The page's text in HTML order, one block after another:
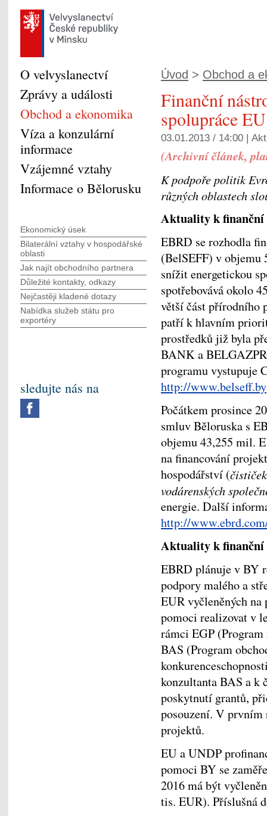
Úvod > Obchod a
Finanční
spolupráce
03.01.2013 / 14:00 |
(Archivní článek,
K podpoře politik
různých oblastech
Aktuality k finanční
EBRD se rozhodla
(BelSEFF) v objemu
snížit energetickou
spotřebovává okolo
větší část přírodního
patří k hlavním
prostředků již byla
BANK a
programu vystupuje
http://www.belseff.by
Počátkem prosince
smluv Běloruska s
objemu 43,255 mil.
na financování
hospodářství (
vodárenských
energie. Další
http://
Aktuality k finanční
EBRD plánuje v BY
podpory malého a
EUR vyčleněných
pomoci realizovat v
rámci EGP
BAS (Program
konzultanta BAS a k
poskytnutí grantů,
posouzení. V prvním
projektů.
EU a UNDP
pomoci BY se
2016 má být
tis. EUR). Příslušná
O velvyslanectví
Zprávy a události
Obchod a ekonomika
Víza a konzulární
informace
Vzájemné vztahy
Informace o Bělorusku
Ekonomický úsek
Bilaterální vztahy v hospodářské
oblasti
Jak najít obchodního partnera
Důležité kontakty, odkazy
Nejčastěji kladené dotazy
Nabídka služeb státu pro
exportéry
sledujte nás na